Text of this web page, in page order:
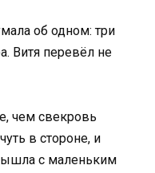
об одном: три
Витя перевёл не
чем свекровь
в стороне, и
с маленьким